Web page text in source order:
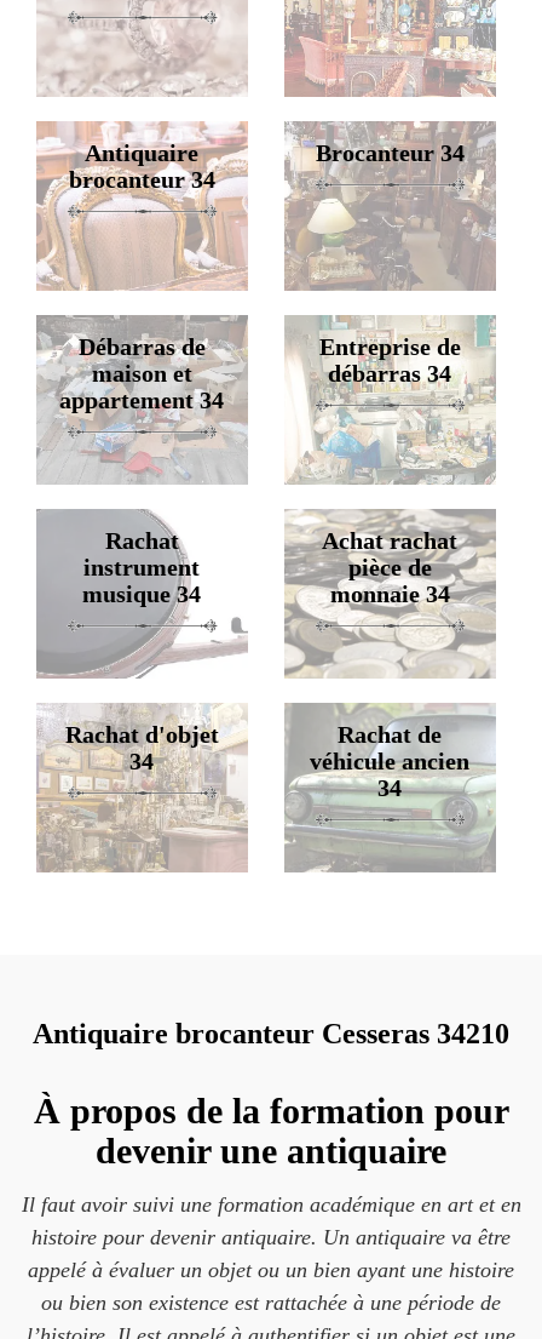
Antiquaire
brocanteur 34
Brocanteur 34
Débarras de
maison et
appartement 34
Entreprise de
débarras 34
Rachat
instrument
musique 34
Achat rachat
pièce de
monnaie 34
Rachat d'objet
34
Rachat de
véhicule ancien
34
Antiquaire brocanteur Cesseras 34210
À propos de la formation pour
devenir une antiquaire
Il faut avoir suivi une formation académique en art et en
histoire pour devenir antiquaire. Un antiquaire va être
appelé à évaluer un objet ou un bien ayant une histoire
ou bien son existence est rattachée à une période de